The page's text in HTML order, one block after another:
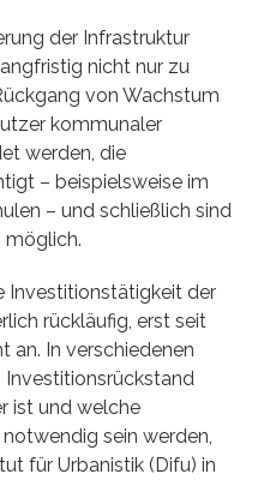
der Infrastruktur
nicht nur zu
von Wachstum
kommunaler
werden, die
– beispielsweise im
– und schließlich sind
Investitionstätigkeit der
rückläufig, erst seit
an. In verschiedenen
Investitionsrückstand
ist und welche
sein werden,
für Urbanistik (Difu) in